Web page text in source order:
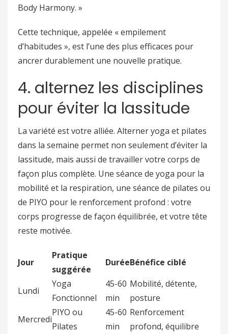
Body Harmony. »
Cette technique, appelée « empilement
d’habitudes », est l’une des plus efficaces pour
ancrer durablement une nouvelle pratique.
4. alternez les disciplines
pour éviter la lassitude
La variété est votre alliée. Alterner yoga et pilates
dans la semaine permet non seulement d’éviter la
lassitude, mais aussi de travailler votre corps de
façon plus complète. Une séance de yoga pour la
mobilité et la respiration, une séance de pilates ou
de PIYO pour le renforcement profond : votre
corps progresse de façon équilibrée, et votre tête
reste motivée.
Jour
Pratique
suggérée
DuréeBénéfice ciblé
Lundi
Yoga
Fonctionnel
45-60
min
Mobilité, détente,
posture
Mercredi
PIYO ou
Pilates
45-60
min
Renforcement
profond, équilibre